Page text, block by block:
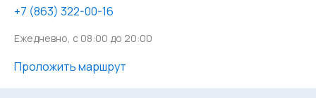
‪+7 (863) 322-00-16
Ежедневно, с 08:00 до 20:00
Проложить маршрут